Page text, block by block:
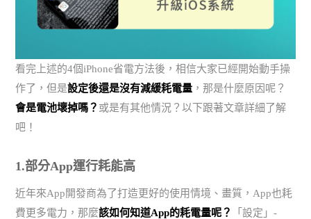
看完上述的4個iPhone省電方法後，相信大家已經開始動手操
作了，但是設定後還是沒有減緩耗電量 ，那是什麼原因呢？
會是電池壞掉嗎？ 或是有其他情況？以下跟著文章詳細了解
吧！
1.部分App運行耗能高
近年來App開發商為了打造更好的使用情境、畫質，App也耗
費更多電力，那麼該如何知道App的耗電量呢？
「設定」-